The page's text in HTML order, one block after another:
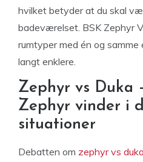
hvilket betyder at du skal
badeværelset. BSK Zephyr
rumtyper med én og
langt enklere.
Zephyr vs Duka
Zephyr vinder i
situationer
Debatten om zephyr vs duka